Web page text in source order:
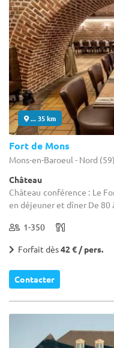
... 35 km
Fort de Mons
Mons-en-Baroeul - Nord (59)
Château
Château conférence : Le
en déjeuner et dîner De 80
1-350
Forfait dès42 € / pers.
Contacter